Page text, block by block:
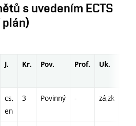
s uvedením ECTS
J. Kr. Pov. Prof. Uk.
cs,
en
3 Povinný - zá,zk